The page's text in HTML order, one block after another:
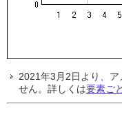
2021年3月2日より、
せん。詳しくは要素ご